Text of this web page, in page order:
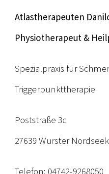
Atlastherapeuten
Physiotherapeut &
Spezialpraxis für
Triggerpunkttherapie
Poststraße 3c
27639 Wurster